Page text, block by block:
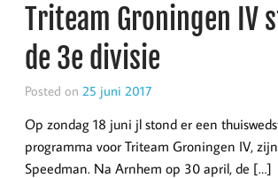
Triteam Groningen IV
de 3e divisie
Posted on 25 juni 2017
Op zondag 18 juni jl stond er een
programma voor Triteam Groningen IV,
Speedman. Na Arnhem op 30 april, de […]